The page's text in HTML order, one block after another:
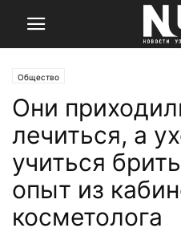
Общество
Они
лечиться, а
учиться
опыт из
косметолога